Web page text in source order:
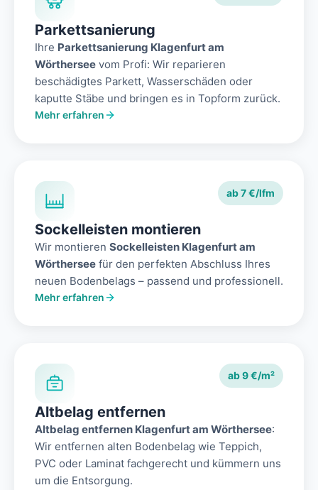
Parkettsanierung
Ihre Parkettsanierung Klagenfurt am
Wörthersee vom Profi: Wir reparieren
beschädigtes Parkett, Wasserschäden oder
kaputte Stäbe und bringen es in Topform zurück.
Mehr erfahren
ab 7 €/lfm
Sockelleisten montieren
Wir montieren Sockelleisten Klagenfurt am
Wörthersee für den perfekten Abschluss Ihres
neuen Bodenbelags – passend und professionell.
Mehr erfahren
ab 9 €/m²
Altbelag entfernen
Altbelag entfernen Klagenfurt am Wörthersee:
Wir entfernen alten Bodenbelag wie Teppich,
PVC oder Laminat fachgerecht und kümmern uns
um die Entsorgung.